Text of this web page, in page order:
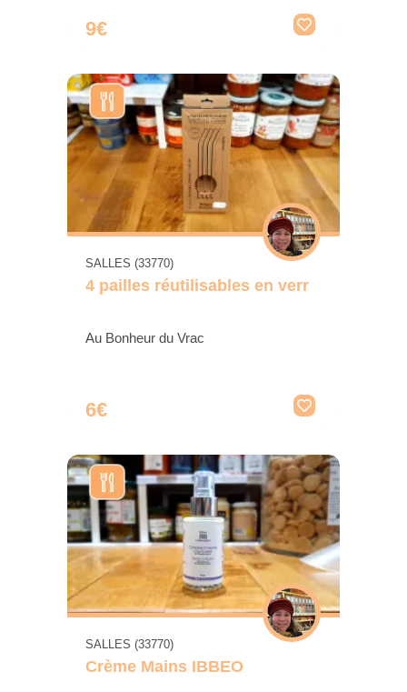
9€
SALLES (33770)
4 pailles réutilisables en verr
Au Bonheur du Vrac
6€
SALLES (33770)
Crème Mains IBBEO